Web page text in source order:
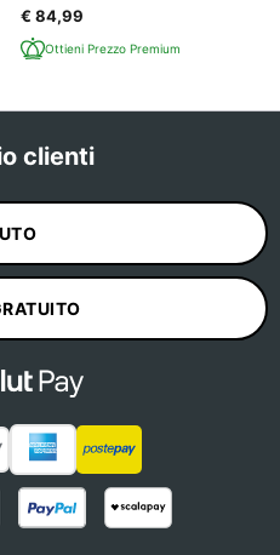
€ 84,99
Ottieni Prezzo Premium
clienti